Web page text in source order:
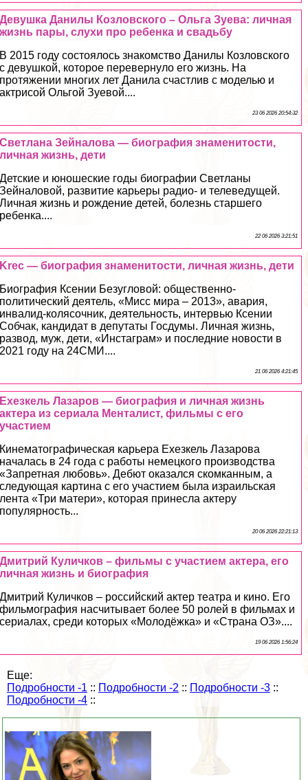
Девушка Данилы Козловского – Ольга Зуева: личная
жизнь пары, слухи про ребенка и свадьбу
В 2015 году состоялось знакомство Данилы Козловского
с дeвyшкой, которое перевернуло его жизнь. На
протяжении многих лет Данила счастлив с моделью и
актрисой Ольгой Зуевой....
23 06 2026 20:54:32
Светлана Зейналова — биография знаменитости,
личная жизнь, дети
Детские и юношеские годы биографии Светланы
Зейналовой, развитие карьеры радио- и телеведущей.
Личная жизнь и рождение детей, болезнь старшего
ребенка....
22 06 2026 3:21:51
Krec — биография знаменитости, личная жизнь, дети
Биография Ксении Безугловой: общественно-
политический деятель, «Мисс мира – 2013», авария,
инвалид-колясочник, деятельность, интервью Ксении
Собчак, кандидат в депутаты Госдумы. Личная жизнь,
развод, муж, дети, «Инстаграм» и последние новости в
2021 году на 24СМИ....
21 06 2026 4:21:45
Ехезкель Лазаров — биография и личная жизнь
актера из сериала Менталист, фильмы с его
участием
Кинематографическая карьера Ехезкель Лазарова
началась в 24 года с работы немецкого производства
«Запретная любовь». Дебют оказался скомканным, а
следующая картина с его участием была израильская
лента «Три матери», которая принесла актеру
популярность...
20 06 2026 22:21:13
Дмитрий Куличков – фильмы с участием актера, его
личная жизнь и биография
Дмитрий Куличков – российский актер театра и кино. Его
фильмография насчитывает более 50 ролей в фильмах и
сериалах, среди которых «Молодёжка» и «Страна ОЗ»....
19 06 2026 1:56:24
Еще:
Подробности -1 :: Подробности -2 :: Подробности -3 ::
Подробности -4 ::